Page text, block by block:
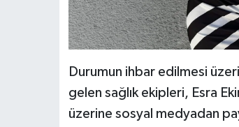
Durumun ihbar edilmesi
gelen sağlık ekipleri, Esra
üzerine sosyal medyadan